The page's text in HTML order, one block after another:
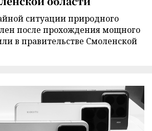
ситуации природного
после прохождения мощного
в правительстве Смоленской